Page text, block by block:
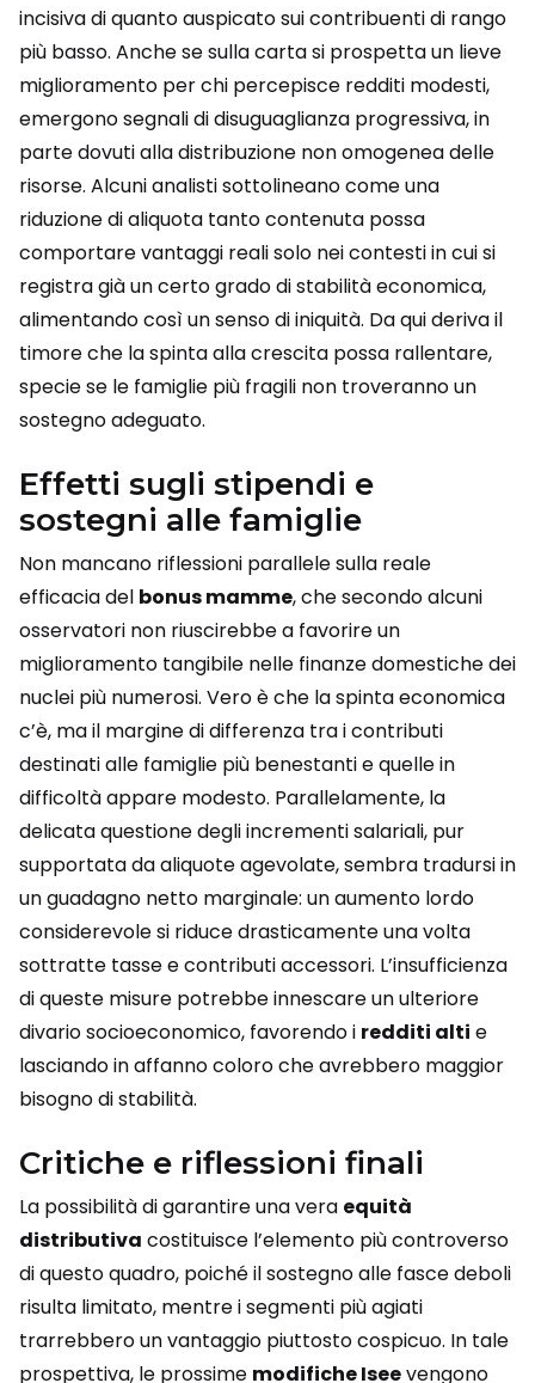
incisiva di quanto auspicato sui contribuenti di rango
più basso. Anche se sulla carta si prospetta un lieve
miglioramento per chi percepisce redditi modesti,
emergono segnali di disuguaglianza progressiva, in
parte dovuti alla distribuzione non omogenea delle
risorse. Alcuni analisti sottolineano come una
riduzione di aliquota tanto contenuta possa
comportare vantaggi reali solo nei contesti in cui si
registra già un certo grado di stabilità economica,
alimentando così un senso di iniquità. Da qui deriva il
timore che la spinta alla crescita possa rallentare,
specie se le famiglie più fragili non troveranno un
sostegno adeguato.
Effetti sugli stipendi e
sostegni alle famiglie
Non mancano riflessioni parallele sulla reale
efficacia del bonus mamme, che secondo alcuni
osservatori non riuscirebbe a favorire un
miglioramento tangibile nelle finanze domestiche dei
nuclei più numerosi. Vero è che la spinta economica
c’è, ma il margine di differenza tra i contributi
destinati alle famiglie più benestanti e quelle in
difficoltà appare modesto. Parallelamente, la
delicata questione degli incrementi salariali, pur
supportata da aliquote agevolate, sembra tradursi in
un guadagno netto marginale: un aumento lordo
considerevole si riduce drasticamente una volta
sottratte tasse e contributi accessori. L’insufficienza
di queste misure potrebbe innescare un ulteriore
divario socioeconomico, favorendo i redditi alti e
lasciando in affanno coloro che avrebbero maggior
bisogno di stabilità.
Critiche e riflessioni finali
La possibilità di garantire una vera equità
distributiva costituisce l’elemento più controverso
di questo quadro, poiché il sostegno alle fasce deboli
risulta limitato, mentre i segmenti più agiati
trarrebbero un vantaggio piuttosto cospicuo. In tale
prospettiva, le prossime modifiche Iseevengono